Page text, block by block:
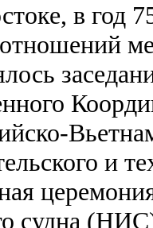
в год
и
судна